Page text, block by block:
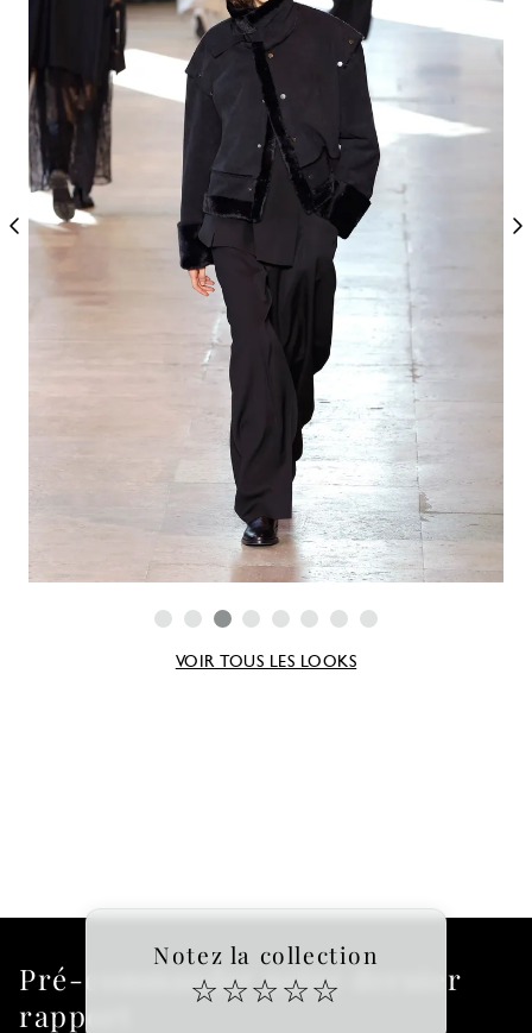
VOIR TOUS LES LOOKS
Notez la collection
☆ ☆☆ ☆☆
Pré-commander notre dernier
rapport